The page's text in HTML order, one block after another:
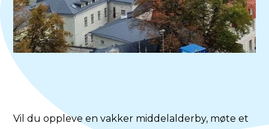
Vil du oppleve en vakker middelalderby, møte et